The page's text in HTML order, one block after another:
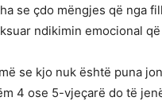
se çdo mëngjes që nga
ndikimin emocional
se kjo nuk është puna
4 ose 5-vjeçarë do të